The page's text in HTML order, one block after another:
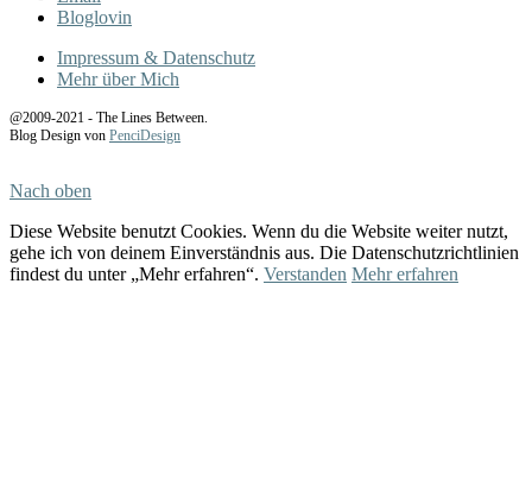
Bloglovin
Impressum & Datenschutz
Mehr über Mich
@2009-2021 - The Lines Between.
Blog Design von PenciDesign
Nach oben
Diese Website benutzt Cookies. Wenn du die Website weiter nutzt,
gehe ich von deinem Einverständnis aus. Die Datenschutzrichtlinien
findest du unter „Mehr erfahren“. Verstanden Mehr erfahren